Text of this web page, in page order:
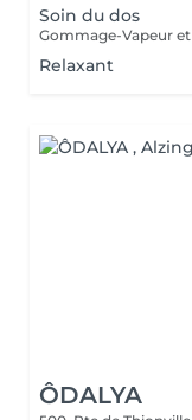
Soin du dos
Relaxant
ÔDALYA